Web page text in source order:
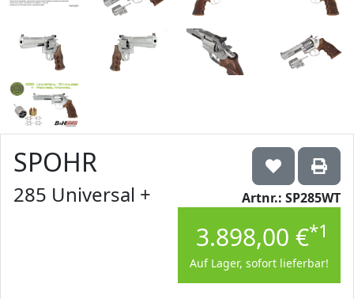
Artnr.: SP285WT
3.898,00 €*1
Auf Lager, sofort lieferbar!
SPOHR
285 Universal +